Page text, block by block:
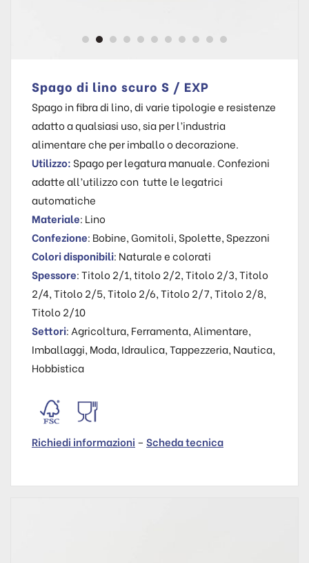
Spago di lino scuro S / EXP
Spago in fibra di lino, di varie tipologie e resistenze
adatto a qualsiasi uso, sia per l’industria
alimentare che per imballo o decorazione.
Utilizzo: Spago per legatura manuale. Confezioni
adatte all’utilizzo con tutte le legatrici
automatiche
Materiale: Lino
Confezione: Bobine, Gomitoli, Spolette, Spezzoni
Colori disponibili: Naturale e colorati
Spessore: Titolo 2/1, titolo 2/2, Titolo 2/3, Titolo
2/4, Titolo 2/5, Titolo 2/6, Titolo 2/7, Titolo 2/8,
Titolo 2/10
Settori: Agricoltura, Ferramenta, Alimentare,
Imballaggi, Moda, Idraulica, Tappezzeria, Nautica,
Hobbistica
Richiedi informazioni – Scheda tecnica